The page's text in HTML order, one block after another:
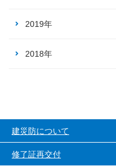
2019年
2018年
建災防について
修了証再交付